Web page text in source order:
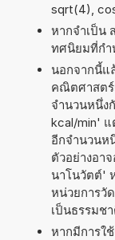
sqrt(4),
หากจำเป็น
ทศนิยมที่กำ
นอกจากนี้แ
คณิตศาสตร์
จำนวนหนึ่ง
kcal/min'
อีกจำนวนห
ตัวอย่างอา
นาโนวัตต์'
หน่วยการวั
เป็นธรรมช
หากมีการใ